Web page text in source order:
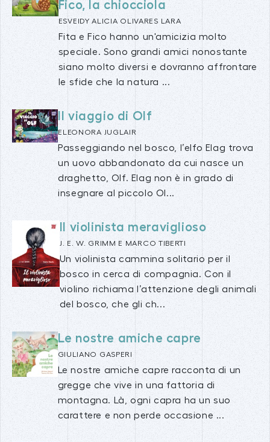
Fico, la chiocciola
ESVEIDY ALICIA OLIVARES LARA
Fita e Fico hanno un'amicizia molto
speciale. Sono grandi amici nonostante
siano molto diversi e dovranno affrontare
le sfide che la natura ...
Il viaggio di Olf
ELEONORA JUGLAIR
Passeggiando nel bosco, l’elfo Elag trova
un uovo abbandonato da cui nasce un
draghetto, Olf. Elag non è in grado di
insegnare al piccolo Ol...
Il violinista meraviglioso
J. E. W. GRIMM E MARCO TIBERTI
Un violinista cammina solitario per il
bosco in cerca di compagnia. Con il
violino richiama l’attenzione degli animali
del bosco, che gli ch...
Le nostre amiche capre
GIULIANO GASPERI
Le nostre amiche capre racconta di un
gregge che vive in una fattoria di
montagna. Là, ogni capra ha un suo
carattere e non perde occasione ...